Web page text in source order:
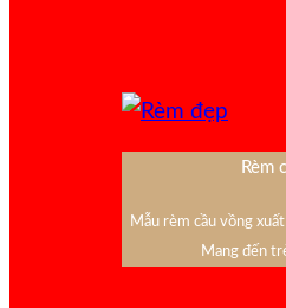
Rèm
Mẫu rèm cầu vồng
Mang đến